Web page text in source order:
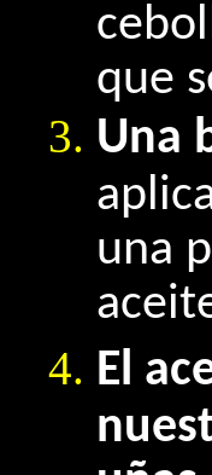
que
Una
una
El